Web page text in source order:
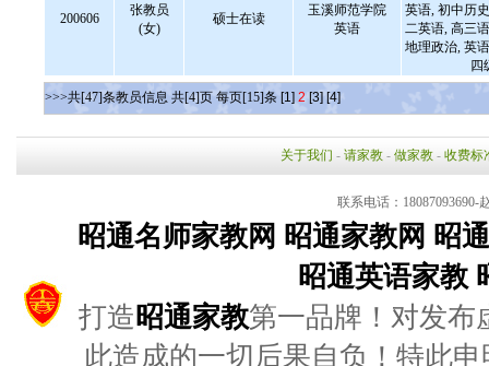
200606
张教员
(女)
硕士在读
玉溪师范学院
英语
英语, 初中历
二英语, 高三
地理政治, 英
四
>>>共[47]条教员信息 共[4]页 每页[15]条 [1] 2 [3] [4]
关于我们 - 请家教 - 做家教 - 收费标
联系电话：18087093690-
昭通名师家教网 昭通家教网 昭
昭通英语家教
打造 昭通家教第一品牌！对发布
此造成的一切后果自负！特此